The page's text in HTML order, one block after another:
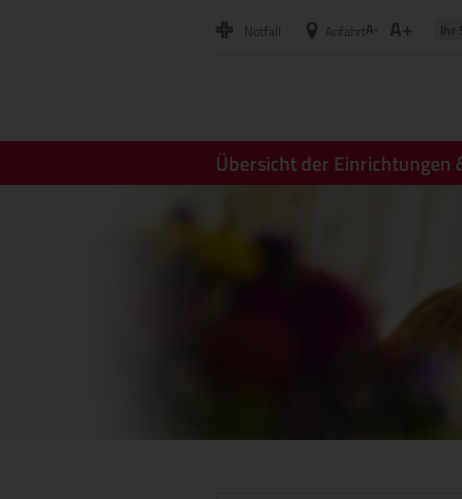
Notfall AnfahrtA- A+
Übersicht der Einrichtungen